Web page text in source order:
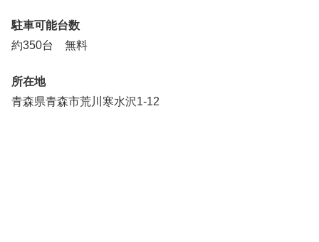
駐車可能台数
約350台 無料
所在地
青森県青森市荒川寒水沢1-12